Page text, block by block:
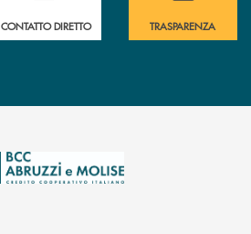
CONTATTO DIRETTO TRASPARENZA